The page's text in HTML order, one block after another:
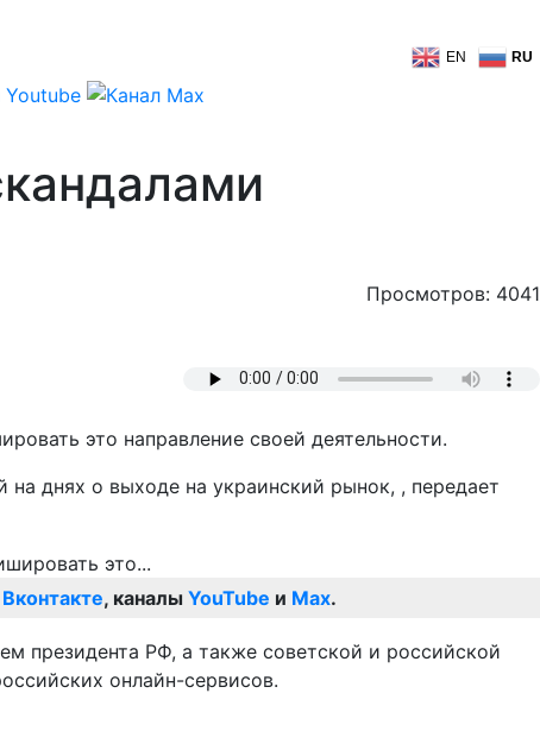
EN RU
Просмотров: 4041
это направление своей деятельности.
днях о выходе на украинский рынок, , передает
Вконтакте, каналы YouTube и Max.
президента РФ, а также советской и российской
онлайн-сервисов.